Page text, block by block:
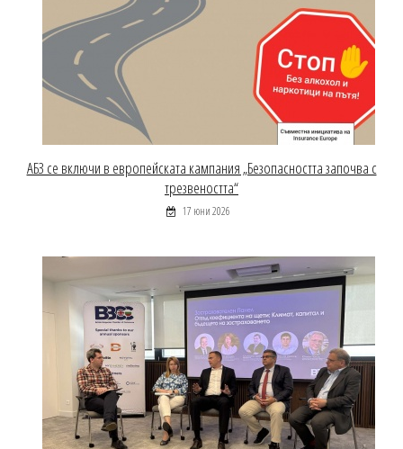
АБЗ се включи в европейската кампания „Безопасността започва с
трезвеността“
17 юни 2026